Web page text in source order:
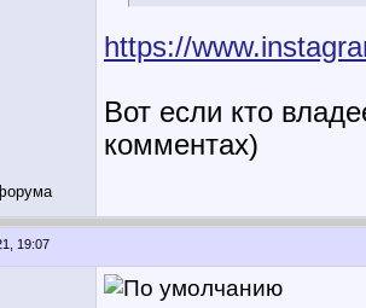
https://
Вот если кто
комментах)
19:07